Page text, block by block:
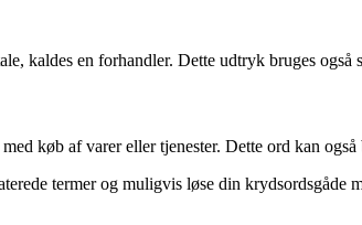
kaldes en forhandler. Dette udtryk bruges
køb af varer eller tjenester. Dette ord kan
termer og muligvis løse din